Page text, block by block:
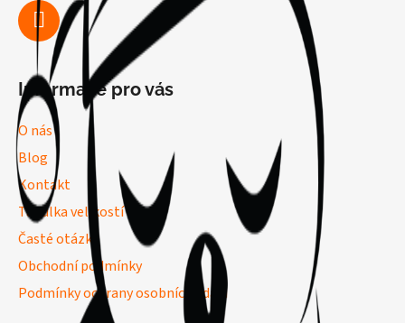
Informace pro vás
O nás
Blog
Kontakt
Tabulka velikostí
Časté otázky
Obchodní podmínky
Podmínky ochrany osobních údajů